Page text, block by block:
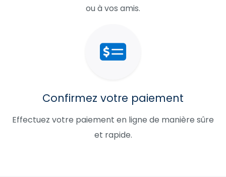
ou à vos amis.
Confirmez votre paiement
Effectuez votre paiement en ligne de manière sûre
et rapide.